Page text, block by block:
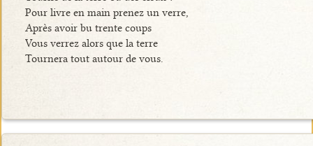
Pour livre en main prenez un verre,
Après avoir bu trente coups
Vous verrez alors que la terre
Tournera tout autour de vous.